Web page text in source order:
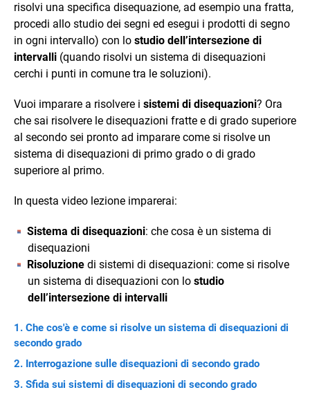
risolvi una specifica disequazione, ad esempio una fratta,
procedi allo studio dei segni ed esegui i prodotti di segno
in ogni intervallo) con lo studio dell’intersezione di
intervalli (quando risolvi un sistema di disequazioni
cerchi i punti in comune tra le soluzioni).
Vuoi imparare a risolvere i sistemi di disequazioni? Ora
che sai risolvere le disequazioni fratte e di grado superiore
al secondo sei pronto ad imparare come si risolve un
sistema di disequazioni di primo grado o di grado
superiore al primo.
In questa video lezione imparerai:
Sistema di disequazioni: che cosa è un sistema di
disequazioni
Risoluzione di sistemi di disequazioni: come si risolve
un sistema di disequazioni con lo studio
dell’intersezione di intervalli
Che cos'è e come si risolve un sistema di disequazioni di
secondo grado
Interrogazione sulle disequazioni di secondo grado
Sfida sui sistemi di disequazioni di secondo grado